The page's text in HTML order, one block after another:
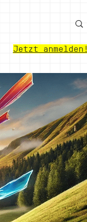
Jetzt anmelden!